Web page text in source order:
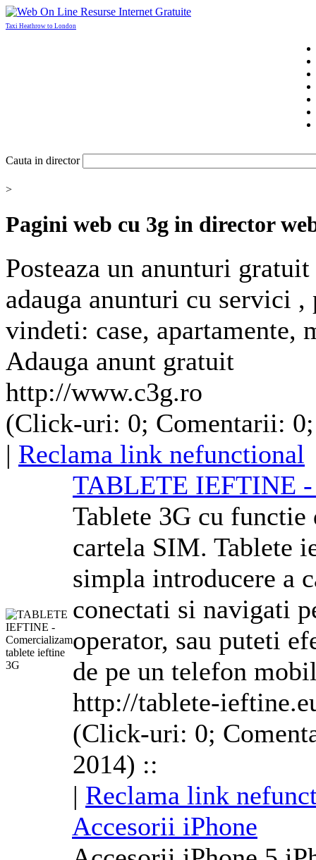
Taxi Heathrow to London
Cauta in director
>
Pagini web cu 3g in director
Posteaza un anunturi
adauga anunturi cu servici
vindeti: case, apartamente,
Adauga anunt gratuit
http://www.c3g.ro
(Click-uri: 0; Comentarii:
| Reclama link nefunctional
TABLETE IEFTINE
Tablete 3G cu functie
cartela SIM. Tablete
simpla introducere a
conectati si navigati
operator, sau puteti
de pe un telefon
http://tablete-
(Click-uri: 0;
2014) ::
| Reclama link
Accesorii iPhone